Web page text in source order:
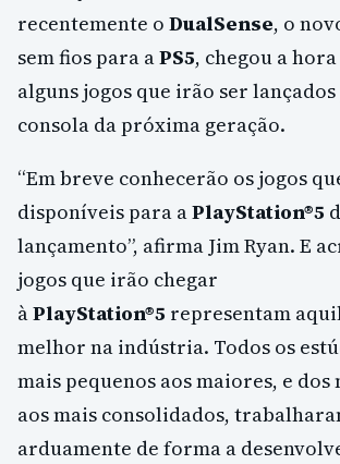
recentemente o DualSense, o
sem fios para aPS5, chegou a
alguns jogos que irão ser
consola da próxima geração.
“Em breve conhecerão os jogos
disponíveis para aPlayStation®5
lançamento”, afirma Jim Ryan. E
jogos que irão chegar
àPlayStation®5 representam
melhor na indústria. Todos os
mais pequenos aos maiores, e dos
aos mais consolidados,
arduamente de forma a